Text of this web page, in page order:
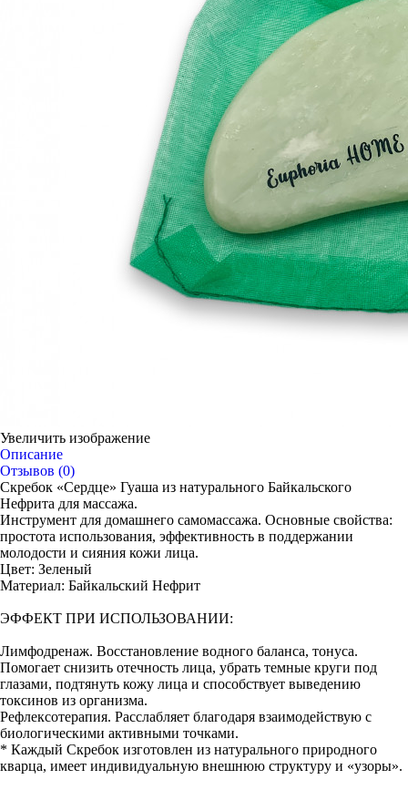
Увеличить изображение
Описание
Отзывов (0)
Скребок «Сердце» Гуаша из натурального Байкальского
Нефрита для массажа.
Инструмент для домашнего самомассажа. Основные свойства:
простота использования, эффективность в поддержании
молодости и сияния кожи лица.
Цвет: Зеленый
Материал: Байкальский Нефрит
ЭФФЕКТ ПРИ ИСПОЛЬЗОВАНИИ:
Лимфодренаж. Восстановление водного баланса, тонуса.
Помогает снизить отечность лица, убрать темные круги под
глазами, подтянуть кожу лица и способствует выведению
токсинов из организма.
Рефлексотерапия. Расслабляет благодаря взаимодействую с
биологическими активными точками.
* Каждый Скребок изготовлен из натурального природного
кварца, имеет индивидуальную внешнюю структуру и «узоры».